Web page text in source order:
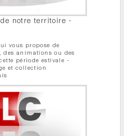
notre territoire -
vous propose de
des animations ou des
période estivale -
et collection